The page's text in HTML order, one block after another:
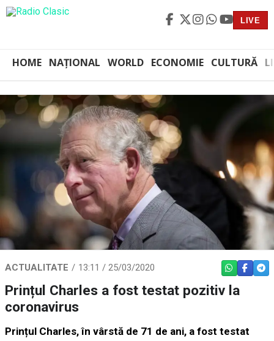
LIVE
HOME NAȚIONAL WORLD ECONOMIE CULTURĂ
ACTUALITATE 13:11 / 25/03/2020 WHATSAPP
Prințul Charles a fost testat pozitiv la
coronavirus
Prințul Charles, în vârstă de 71 de ani, a fost testat